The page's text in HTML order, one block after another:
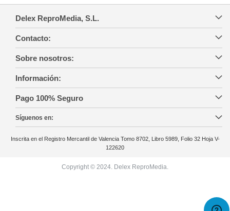
Delex ReproMedia, S.L.
Contacto:
Sobre nosotros:
Información:
Pago 100% Seguro
Síguenos en:
Inscrita en el Registro Mercantil de Valencia Tomo 8702, Libro 5989, Folio 32 Hoja V-
122620
Copyright © 2024. Delex ReproMedia.